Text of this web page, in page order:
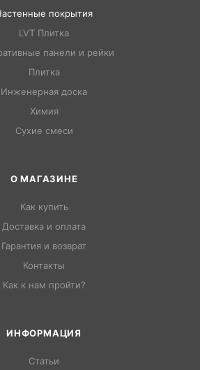
покрытия
LVT Плитка
панели и рейки
Плитка
Инженерная доска
Химия
Сухие смеси
О МАГАЗИНЕ
Как купить
Доставка и оплата
Гарантия и возврат
Контакты
Как к нам пройти?
ИНФОРМАЦИЯ
Статьи